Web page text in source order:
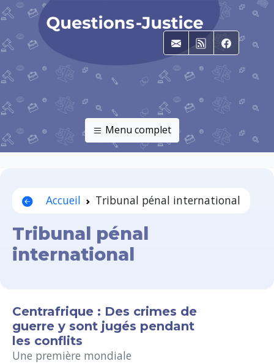
E-mailRSS
Menu complet
Accueil Tribunal pénal international
Tribunal pénal
international
Centrafrique : Des crimes de
guerre y sont jugés pendant
les conflits
Une première mondiale